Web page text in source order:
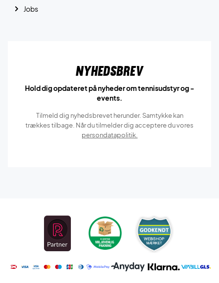
Jobs
Nyhedsbrev
Hold dig opdateret på nyheder om tennisudstyr og -
events.
Tilmeld dig nyhedsbrevet herunder. Samtykke kan
trækkes tilbage. Når du tilmelder dig acceptere du vores
persondatapolitik.